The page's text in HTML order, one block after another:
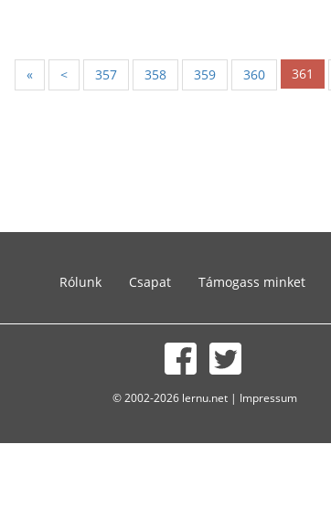
« < 357 358 359 360 361
Rólunk Csapat Támogass minket
© 2002-2026 lernu.net | Impressum